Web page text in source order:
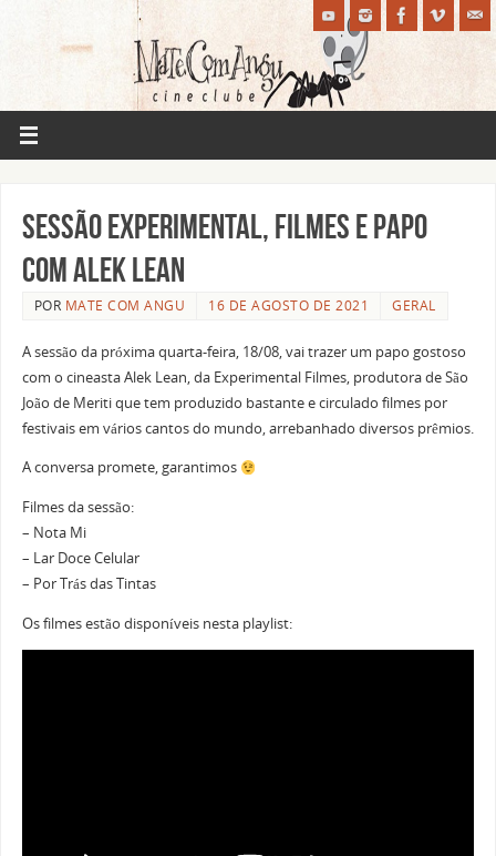
Sessão Experimental, filmes e papo
com Alek Lean
POR MATE COM ANGU 16 DE AGOSTO DE 2021 GERAL
A sessão da próxima quarta-feira, 18/08, vai trazer um papo gostoso
com o cineasta Alek Lean, da Experimental Filmes, produtora de São
João de Meriti que tem produzido bastante e circulado filmes por
festivais em vários cantos do mundo, arrebanhado diversos prêmios.
A conversa promete, garantimos
Filmes da sessão:
– Nota Mi
– Lar Doce Celular
– Por Trás das Tintas
Os filmes estão disponíveis nesta playlist: